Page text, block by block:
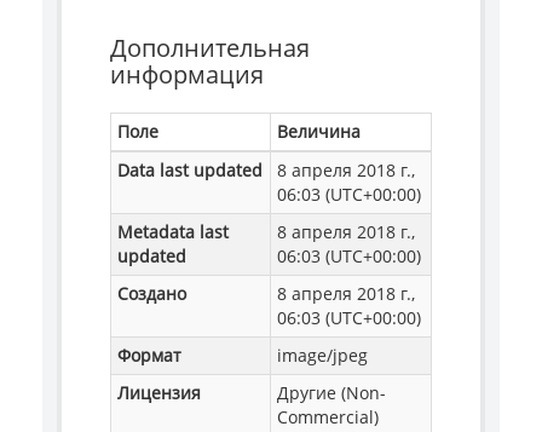
Дополнительная
информация
Поле
Величина
Data last updated
8 апреля 2018 г.,
06:03 (UTC+00:00)
Metadata last
updated
8 апреля 2018 г.,
06:03 (UTC+00:00)
Создано
8 апреля 2018 г.,
06:03 (UTC+00:00)
Формат
image/jpeg
Лицензия
Другие (Non-
Commercial)